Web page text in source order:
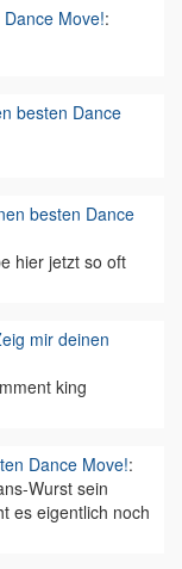
Move!:
besten Dance
besten Dance
hier jetzt so oft
mir deinen
king
Dance Move!:
Wurst sein
es eigentlich noch